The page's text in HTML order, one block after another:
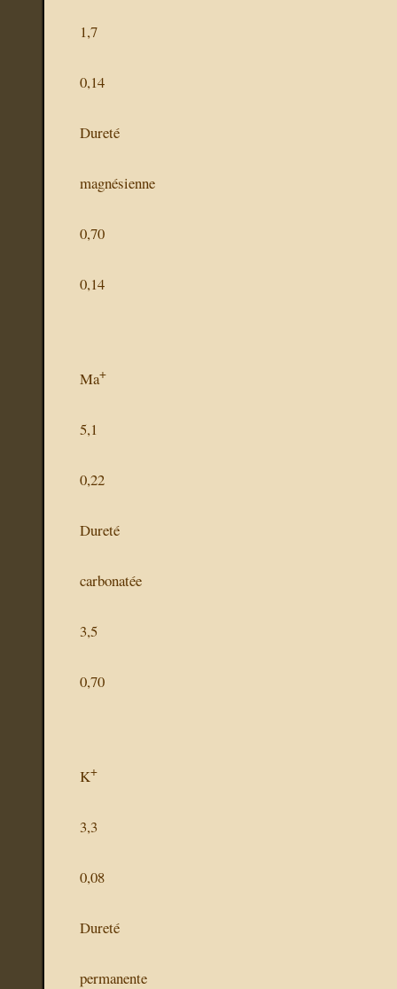
1,7
0,14
Dureté
magnésienne
0,70
0,14
Ma+
5,1
0,22
Dureté
carbonatée
3,5
0,70
K+
3,3
0,08
Dureté
permanente